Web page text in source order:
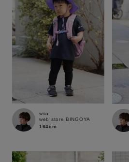
サイズ
wsn
web store BINGOYA
164cm